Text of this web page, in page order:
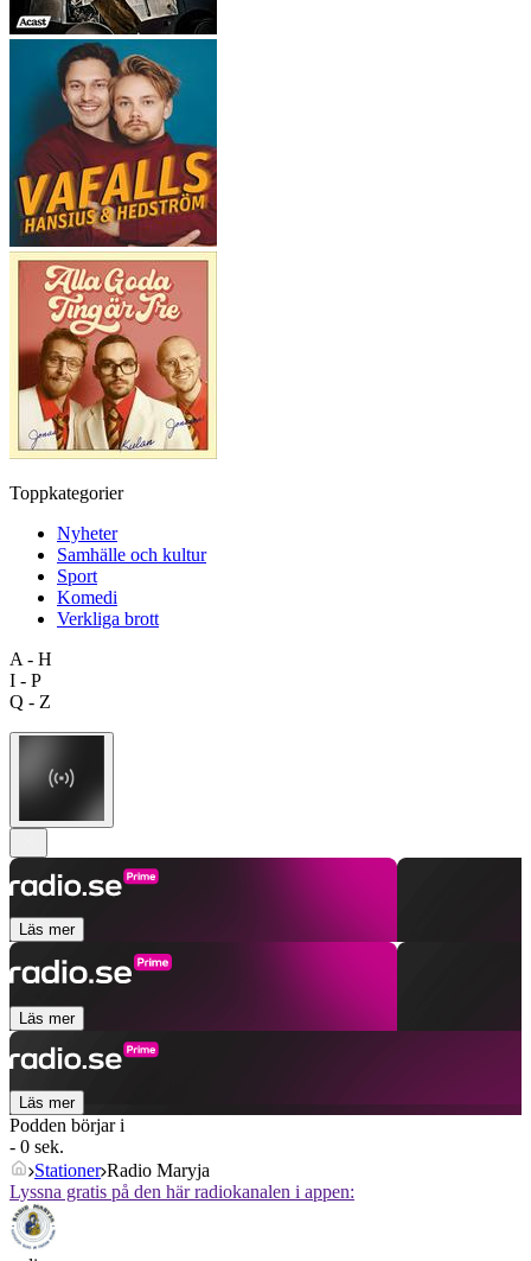
Toppkategorier
Nyheter
Samhälle och kultur
Sport
Komedi
Verkliga brott
A - H
I - P
Q - Z
Läs mer
Läs mer
Läs mer
Podden börjar i
- 0 sek.
Stationer Radio Maryja
Lyssna gratis på den här radiokanalen i appen: